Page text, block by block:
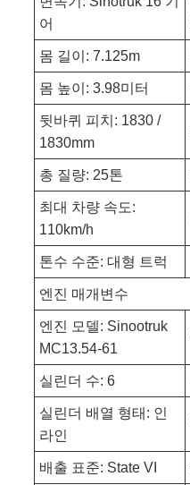
어
몸 길이: 7.125m
몸 높이: 3.98미터
뒷바퀴 피치: 1830 /
1830mm
총 질량: 25톤
최대 차량 속도:
110km/h
톤수 수준: 대형 트럭
엔진 매개변수
엔진 모델: Sinootruk
MC13.54-61
실린더 수: 6
실린더 배열 형태: 인
라인
배출 표준: State VI